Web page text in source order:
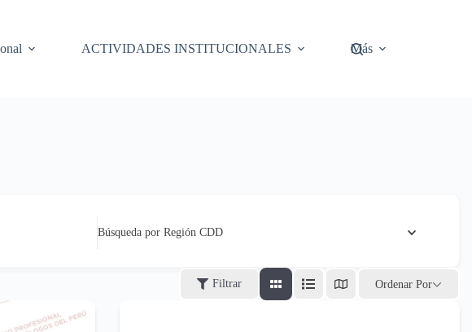
ACTIVIDADES INSTITUCIONALES Más
Búsqueda por Región CDD
Filtrar Ordenar Por